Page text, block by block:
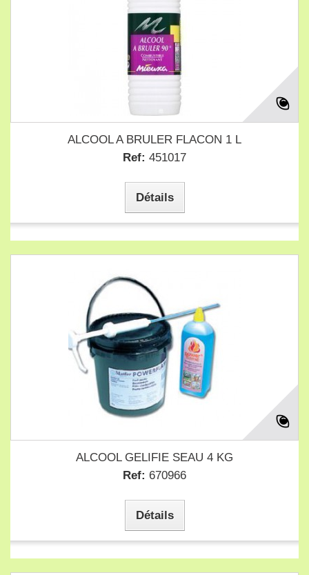
ALCOOL A BRULER FLACON 1 L
Ref: 451017
Détails
ALCOOL GELIFIE SEAU 4 KG
Ref: 670966
Détails